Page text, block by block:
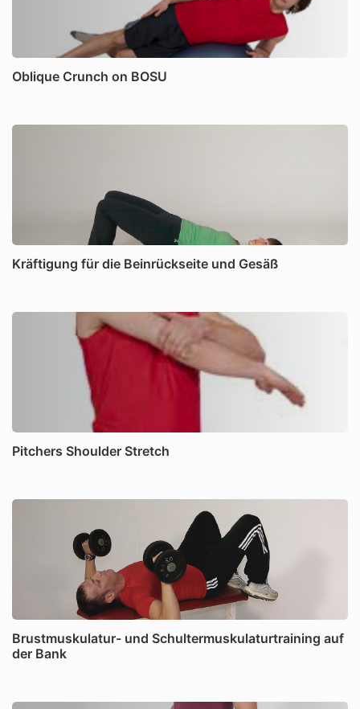
Oblique Crunch on BOSU
Kräftigung für die Beinrückseite und Gesäß
Pitchers Shoulder Stretch
Brustmuskulatur- und Schultermuskulaturtraining auf
der Bank